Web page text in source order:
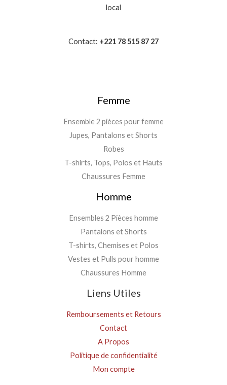
local
Contact: +221 78 515 87 27
Femme
Ensemble 2 pièces pour femme
Jupes, Pantalons et Shorts
Robes
T-shirts, Tops, Polos et Hauts
Chaussures Femme
Homme
Ensembles 2 Pièces homme
Pantalons et Shorts
T-shirts, Chemises et Polos
Vestes et Pulls pour homme
Chaussures Homme
Liens Utiles
Remboursements et Retours
Contact
A Propos
Politique de confidentialité
Mon compte